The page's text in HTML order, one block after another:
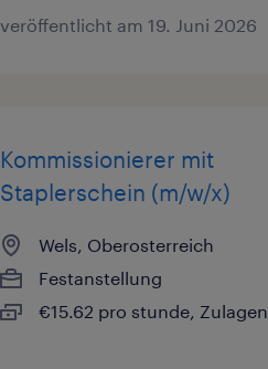
veröffentlicht am 19. Juni 2026
Kommissionierer mit
Staplerschein (m/w/x)
Wels, Oberosterreich
Festanstellung
€15.62 pro stunde, Zulagen